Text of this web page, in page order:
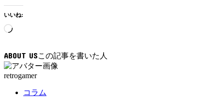
いいね:
読
み
中…
ABOUT US
retrogamer
コラム